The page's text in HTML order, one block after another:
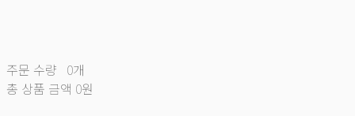
주문 수량 0개
총 상품 금액 0원